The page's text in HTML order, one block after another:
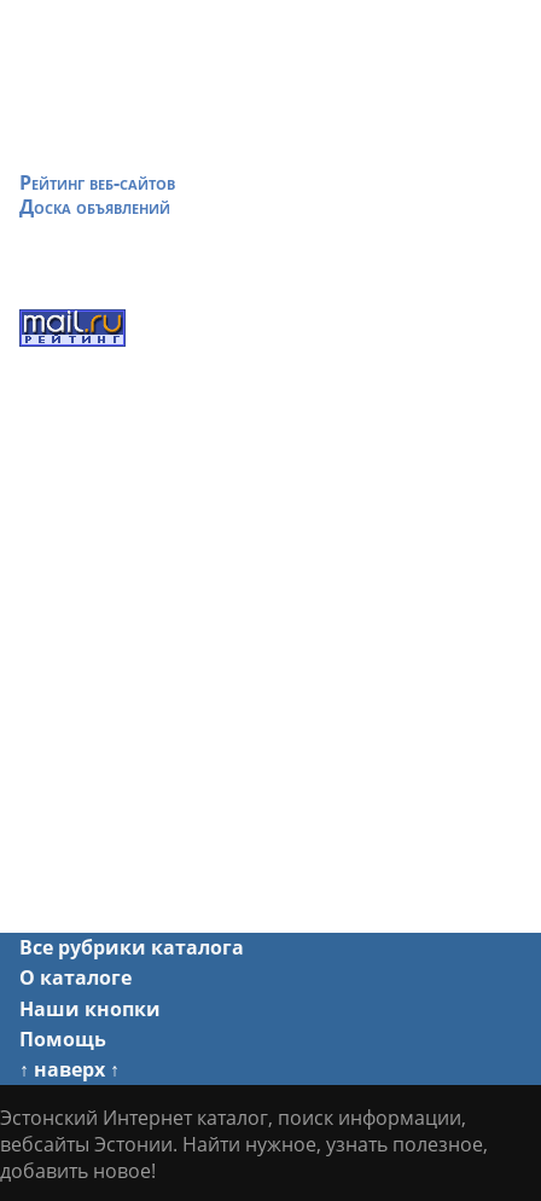
Рейтинг веб-сайтов
Доска объявлений
Все рубрики каталога
О каталоге
Наши кнопки
Помощь
↑ наверх ↑
Эстонский Интернет каталог, поиск информации,
вебсайты Эстонии. Найти нужное, узнать полезное,
добавить новое!